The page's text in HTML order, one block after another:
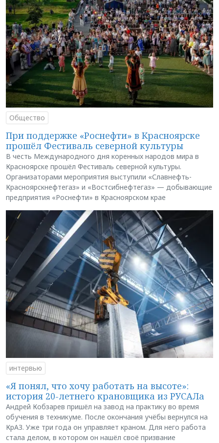
Общество
При поддержке «Роснефти» в Красноярске
прошёл Фестиваль северной культуры
В честь Международного дня коренных народов мира в
Красноярске прошёл Фестиваль северной культуры.
Организаторами мероприятия выступили «Славнефть-
Красноярскнефтегаз» и «Востсибнефтегаз» — добывающие
предприятия «Роснефти» в Красноярском крае
интервью
«Я понял, что хочу работать на высоте»:
история 20-летнего крановщика из РУСАЛа
Андрей Кобзарев пришёл на завод на практику во время
обучения в техникуме. После окончания учёбы вернулся на
КрАЗ. Уже три года он управляет краном. Для него работа
стала делом, в котором он нашёл своё призвание